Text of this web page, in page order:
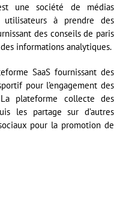
une société de médias
utilisateurs à prendre des
des conseils de paris
informations analytiques.
SaaS fournissant des
pour l’engagement des
plateforme collecte des
les partage sur d’autres
pour la promotion de